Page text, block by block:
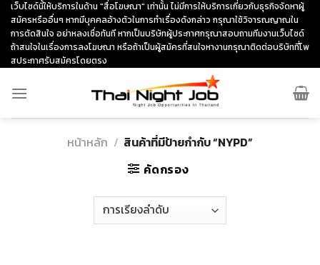
Skip
content
เว็บไซด์นี้ให้บริการในด้าน "สื่อโฆษณา" เท่านั้น ไม่มีการให้บริการเกี่ยวกับธุรกิจจัดหาผู้
สมัครหรืออื่นๆ หากมีบุคคลอ้างตัวในการทำเรื่องดังกล่าว กรุณาใช้วิจารณญาณใน
การตัดสินใจ อย่าหลงเชื่อทันที หากเป็นบริษัทผู้ประกาศกรุณาสอบถามทีมงานเว็บไซด์
ถ้าสนใจในเรื่องการลงโฆษณา หรือถ้าเป็นผู้สมัครที่สนใจหางานกรุณาติดต่อบริษัทที่โพ
สประกาศรับสมัครโดยตรง
หน้าหลัก / สินค้าที่มีป้ายกำกับ “NYPD”
คัดกรอง